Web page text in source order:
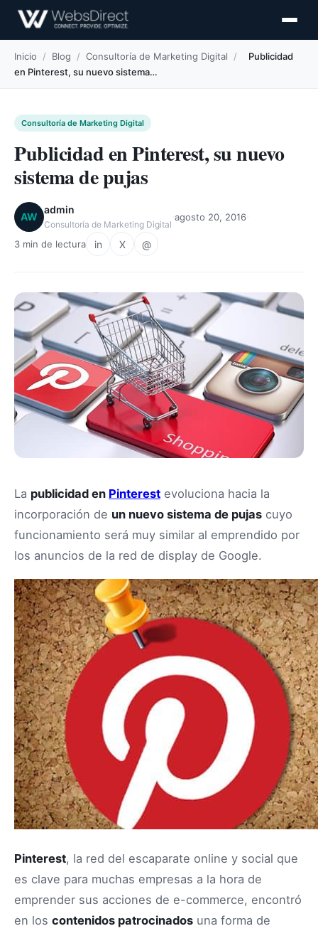
Inicio / Blog / Consultoría de Marketing Digital /
Publicidad
en Pinterest, su nuevo sistema…
Consultoría de Marketing Digital
Publicidad en Pinterest, su nuevo
sistema de pujas
AW
admin
Consultoría de Marketing Digital
agosto 20, 2016
3 min de lectura in X @
La publicidad en Pinterest evoluciona hacia la
incorporación de un nuevo sistema de pujas cuyo
funcionamiento será muy similar al emprendido por
los anuncios de la red de display de Google.
Pinterest, la red del escaparate online y social que
es clave para muchas empresas a la hora de
emprender sus acciones de e-commerce, encontró
en los contenidos patrocinados una forma de